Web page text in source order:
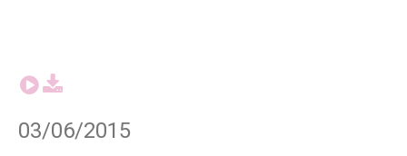
03/06/2015